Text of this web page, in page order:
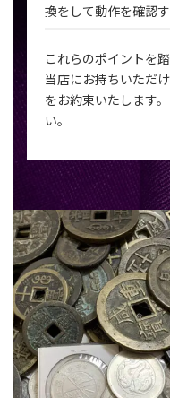
換をして動作を確認
これらのポイントを
当店にお持ちいただ
をお約束いたします
い。